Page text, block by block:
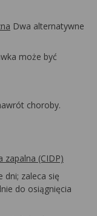
Dwa alternatywne
może być
choroby.
zapalna (CIDP)
dni; zaleca się
do osiągnięcia